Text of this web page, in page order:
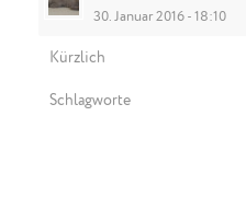
30. Januar 2016 - 18:10
Kürzlich
Schlagworte